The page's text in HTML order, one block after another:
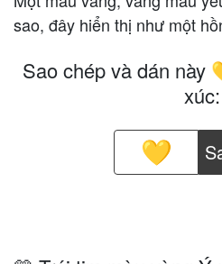
sao, đây hiển thị như một
Sao chép và dán này
xúc: